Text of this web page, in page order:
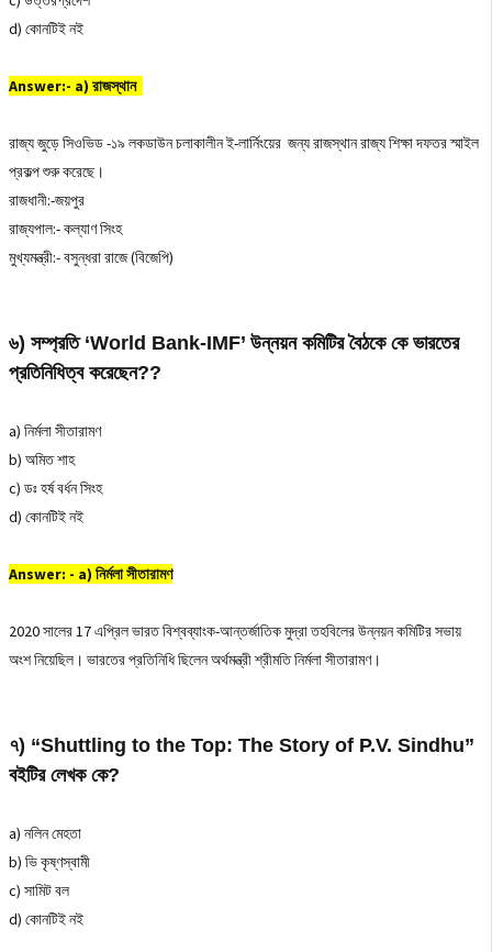
d) কোনটিই নই
Answer:- a) রাজস্থান
রাজ্য জুড়ে সিওভিড -১৯ লকডাউন চলাকালীন ই-লার্নিংয়ের জন্য রাজস্থান রাজ্য শিক্ষা দফতর স্মাইল
প্রকল্প শুরু করেছে।
রাজধানী:-জয়পুর
রাজ্যপাল:- কল্যাণ সিংহ
মুখ্যমন্ত্রী:- বসুন্ধরা রাজে (বিজেপি)
৬) সম্প্রতি ‘World Bank-IMF’ উন্নয়ন কমিটির বৈঠকে কে ভারতের
প্রতিনিধিত্ব করেছেন??
a) নির্মলা সীতারামণ
b) অমিত শাহ
c) ডঃ হর্ষ বর্ধন সিংহ
d) কোনটিই নই
Answer: - a) নির্মলা সীতারামণ
2020 সালের 17 এপ্রিল ভারত বিশ্বব্যাংক-আন্তর্জাতিক মুদ্রা তহবিলের উন্নয়ন কমিটির সভায়
অংশ নিয়েছিল। ভারতের প্রতিনিধি ছিলেন অর্থমন্ত্রী শ্রীমতি নির্মলা সীতারামণ।
৭) “Shuttling to the Top: The Story of P.V. Sindhu”
বইটির লেখক কে?
a) নলিন মেহতা
b) ভি কৃষ্ণস্বামী
c) সামিট বল
d) কোনটিই নই